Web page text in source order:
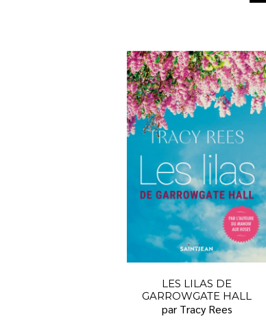
LES LILAS DE
GARROWGATE HALL
par Tracy Rees